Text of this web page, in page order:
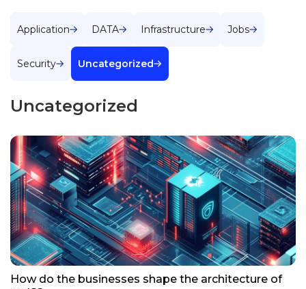
Application DATA Infrastructure Jobs
Security Uncategorized
Uncategorized
How do the businesses shape the architecture of